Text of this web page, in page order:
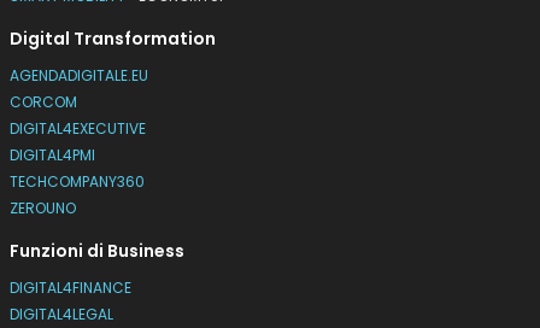
Digital Transformation
AGENDADIGITALE.EU
CORCOM
DIGITAL4EXECUTIVE
DIGITAL4PMI
TECHCOMPANY360
ZEROUNO
Funzioni di Business
DIGITAL4FINANCE
DIGITAL4LEGAL